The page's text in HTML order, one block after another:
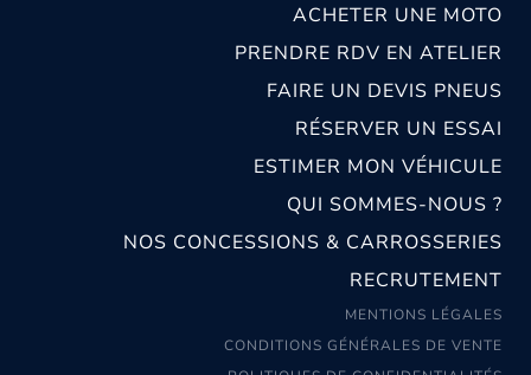
ACHETER UNE MOTO
PRENDRE RDV EN ATELIER
FAIRE UN DEVIS PNEUS
RÉSERVER UN ESSAI
ESTIMER MON VÉHICULE
QUI SOMMES-NOUS ?
NOS CONCESSIONS & CARROSSERIES
RECRUTEMENT
MENTIONS LÉGALES
CONDITIONS GÉNÉRALES DE VENTE